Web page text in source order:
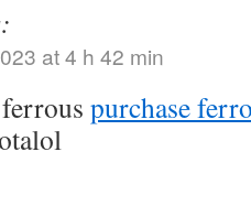
at 4 h 42 min
purchase